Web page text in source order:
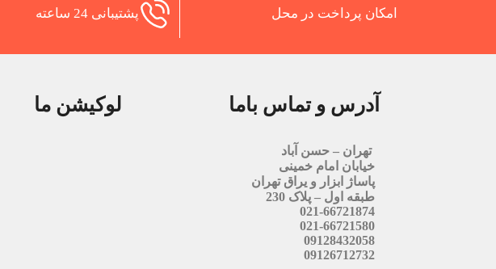
امکان پرداخت در محل پشتیبانی 24 ساعته
آدرس و تماس باما
تهران – حسن آباد
خیابان امام خمینی
پاساژ ابزار و یراق تهران
طبقه اول – پلاک 230
021-66721874
021-66721580
09128432058
09126712732
لوکیشن ما